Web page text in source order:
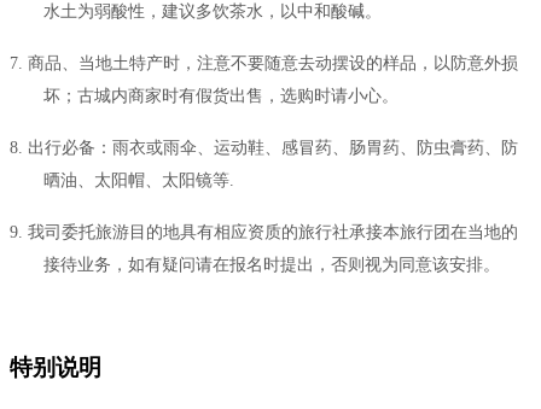
水土为弱酸性，建议多饮茶水，以中和酸碱。
7. 商品、当地土特产时，注意不要随意去动摆设的样品，以防意外损
坏；古城内商家时有假货出售，选购时请小心。
8. 出行必备：雨衣或雨伞、运动鞋、感冒药、肠胃药、防虫膏药、防
晒油、太阳帽、太阳镜等
9. 我司委托旅游目的地具有相应资质的旅行社承接本旅行团在当地的
接待业务，如有疑问请在报名时提出，否则视为同意该安排。
特别说明